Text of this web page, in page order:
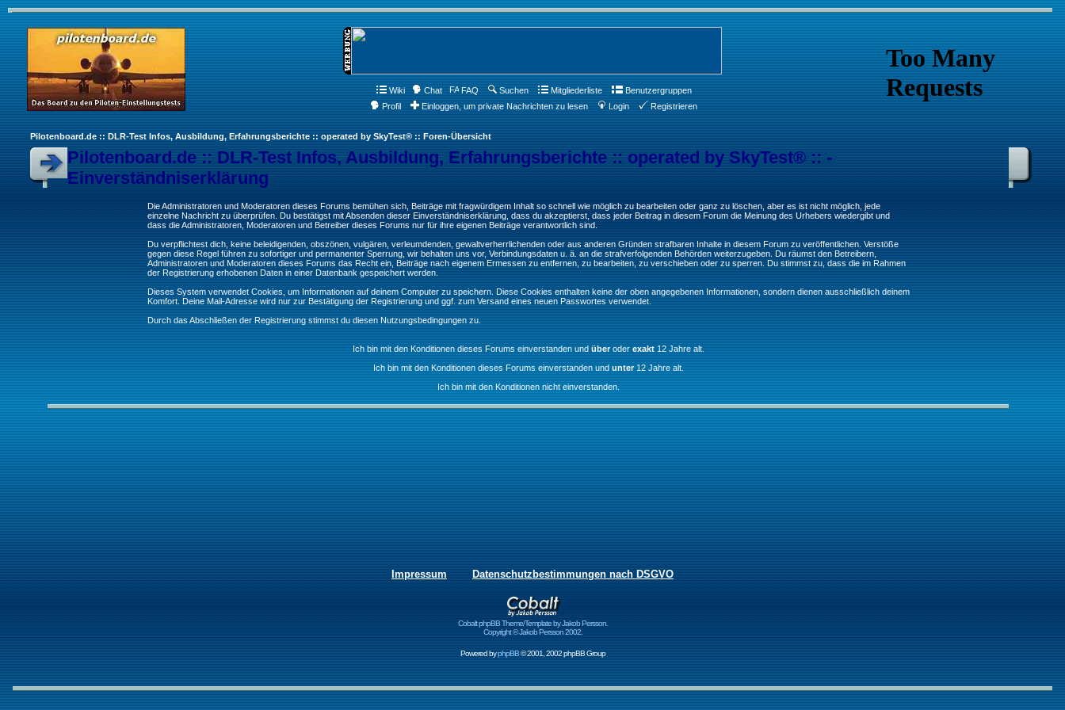
Wiki Chat FAQ Suchen Mitgliederliste
Benutzergruppen
Profil
Einloggen, um private Nachrichten zu lesen Login Registrieren
Pilotenboard.de :: DLR-Test Infos, Ausbildung, Erfahrungsberichte :: operated by SkyTest® :: Foren-Übersicht
Pilotenboard.de :: DLR-Test Infos, Ausbildung, Erfahrungsberichte :: operated by SkyTest® :: -
Einverständniserklärung
Die Administratoren und Moderatoren dieses Forums bemühen sich, Beiträge mit fragwürdigem Inhalt so schnell wie möglich zu bearbeiten oder ganz zu löschen, aber es ist nicht möglich, jede
einzelne Nachricht zu überprüfen. Du bestätigst mit Absenden dieser Einverständniserklärung, dass du akzeptierst, dass jeder Beitrag in diesem Forum die Meinung des Urhebers wiedergibt und
dass die Administratoren, Moderatoren und Betreiber dieses Forums nur für ihre eigenen Beiträge verantwortlich sind.
Du verpflichtest dich, keine beleidigenden, obszönen, vulgären, verleumdenden, gewaltverherrlichenden oder aus anderen Gründen strafbaren Inhalte in diesem Forum zu veröffentlichen. Verstöße
gegen diese Regel führen zu sofortiger und permanenter Sperrung, wir behalten uns vor, Verbindungsdaten u. ä. an die strafverfolgenden Behörden weiterzugeben. Du räumst den Betreibern,
Administratoren und Moderatoren dieses Forums das Recht ein, Beiträge nach eigenem Ermessen zu entfernen, zu bearbeiten, zu verschieben oder zu sperren. Du stimmst zu, dass die im Rahmen
der Registrierung erhobenen Daten in einer Datenbank gespeichert werden.
Dieses System verwendet Cookies, um Informationen auf deinem Computer zu speichern. Diese Cookies enthalten keine der oben angegebenen Informationen, sondern dienen ausschließlich deinem
Komfort. Deine Mail-Adresse wird nur zur Bestätigung der Registrierung und ggf. zum Versand eines neuen Passwortes verwendet.
Durch das Abschließen der Registrierung stimmst du diesen Nutzungsbedingungen zu.
Ich bin mit den Konditionen dieses Forums einverstanden und überoder exakt12 Jahre alt.
Ich bin mit den Konditionen dieses Forums einverstanden und unter12 Jahre alt.
Ich bin mit den Konditionen nicht einverstanden.
Impressum Datenschutzbestimmungen nach DSGVO
Cobalt phpBB Theme/Template by Jakob Persson.
Copyright © Jakob Persson 2002.
Powered byphpBB© 2001, 2002 phpBB Group